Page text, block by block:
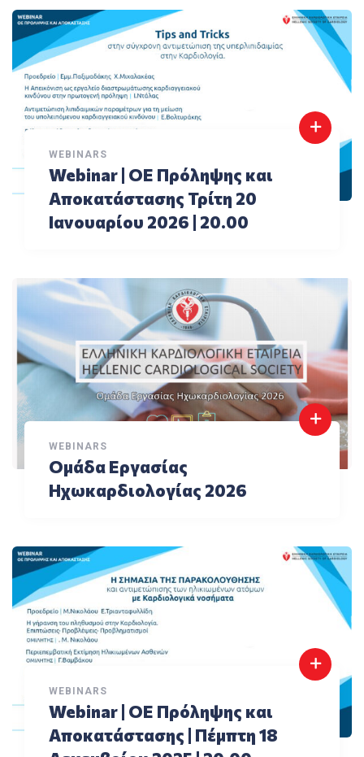
WEBINARS
Webinar | ΟΕ Πρόληψης και
Αποκατάστασης Τρίτη 20
Ιανουαρίου 2026 | 20.00
WEBINARS
Ομάδα Εργασίας
Ηχωκαρδιολογίας 2026
WEBINARS
Webinar | ΟΕ Πρόληψης και
Αποκατάστασης | Πέμπτη 18